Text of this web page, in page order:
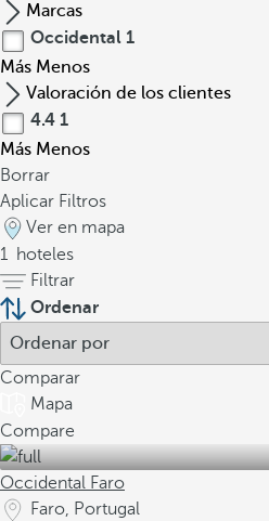
Marcas
Occidental 1
Más Menos
Valoración de los clientes
4.4 1
Más Menos
Borrar
Aplicar Filtros
Ver en mapa
1 hoteles
Filtrar
Ordenar
Comparar
Mapa
Compare
Occidental Faro
Faro, Portugal
a
s
e
s
c
u
l
p
i
d
a
s
p
o
r
a
e
r
o